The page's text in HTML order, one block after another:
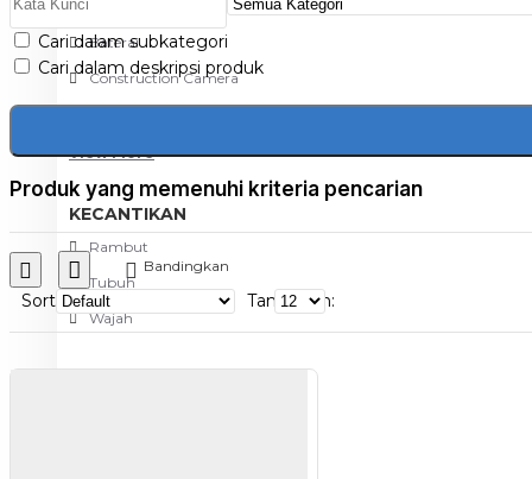
Baterai
Construction Camera
View More
KECANTIKAN
Rambut
Tubuh
Wajah
Cari dalam subkategori
Cari dalam deskripsi produk
Produk yang memenuhi kriteria pencarian
Bandingkan
Sort Tampilkan: